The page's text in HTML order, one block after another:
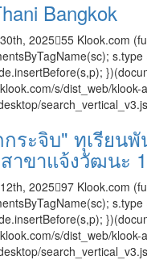
Bangkok
2025 55 Klook.com
s/dist_web/klook-
ระจิบ" ทุเรียน
าขาแจ้งวัฒนะ
2025 97 Klook.com
s/dist_web/klook-